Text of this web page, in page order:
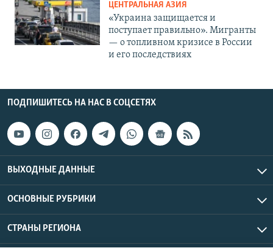
ЦЕНТРАЛЬНАЯ АЗИЯ
«Украина защищается и
поступает правильно». Мигранты
— о топливном кризисе в России
и его последствиях
ПОДПИШИТЕСЬ НА НАС В СОЦСЕТЯХ
ВЫХОДНЫЕ ДАННЫЕ
ОСНОВНЫЕ РУБРИКИ
СТРАНЫ РЕГИОНА